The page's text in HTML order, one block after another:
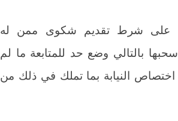
على شرط تقديم شكوى ممن له
بالتالي وضع حد للمتابعة ما لم
النيابة بما تملك في ذلك من